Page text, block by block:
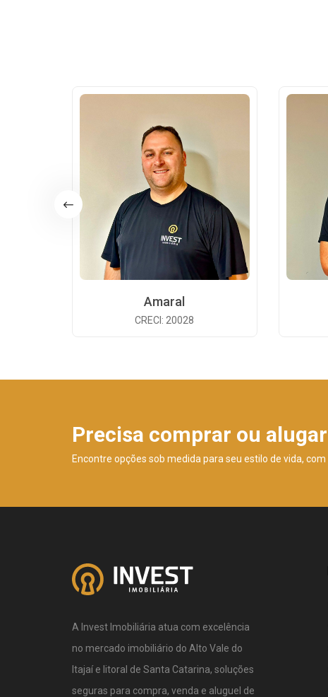
Amaral
CRECI: 20028
Precisa comprar ou
Encontre opções sob medida para seu estilo de vida,
A Invest Imobiliária atua com excelência
no mercado imobiliário do Alto Vale do
Itajaí e litoral de Santa Catarina, soluções
seguras para compra, venda e aluguel de